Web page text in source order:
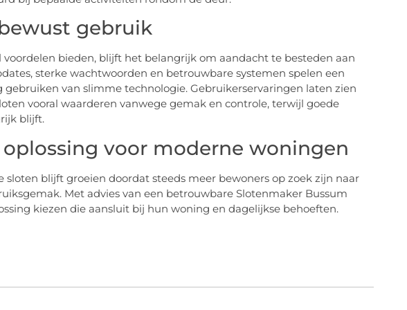
gebruik
voordelen bieden, blijft het belangrijk om aandacht te besteden aan
sterke wachtwoorden en betrouwbare systemen spelen een
van slimme technologie. Gebruikerservaringen laten zien
vooral waarderen vanwege gemak en controle, terwijl goede
blijft.
voor moderne woningen
blijft groeien doordat steeds meer bewoners op zoek zijn naar
Met advies van een betrouwbare Slotenmaker Bussum
kiezen die aansluit bij hun woning en dagelijkse behoeften.